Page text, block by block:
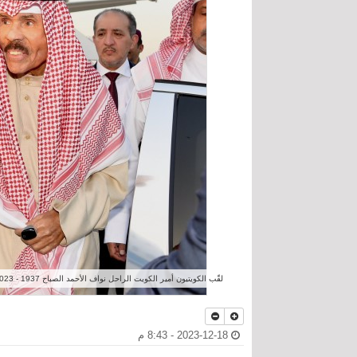
لقّب الكويتيون أمير الكويت الراحل نواف الأحمد الصباح 1937 - 2023 (الصورة) بأمير العفو حيث امتاز حكمه الوجيز بمراسيم العفو عن النشطاء والمعارضين